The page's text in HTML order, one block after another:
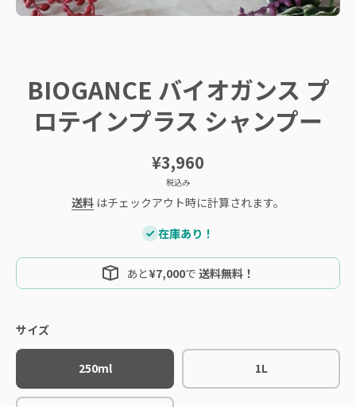
BIOGANCE バイオガンス プ
ロテインプラス シャンプー
¥3,960
税込み
送料 はチェックアウト時に計算されます。
在庫あり！
あと¥7,000で 送料無料！
サイズ
250ml 1L